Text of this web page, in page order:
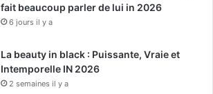
fait beaucoup parler de lui in 2026
6 jours il y a
La beauty in black : Puissante, Vraie et
Intemporelle IN 2026
2 semaines il y a